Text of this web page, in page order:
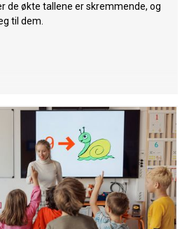
de økte tallene er skremmende, og
til dem.